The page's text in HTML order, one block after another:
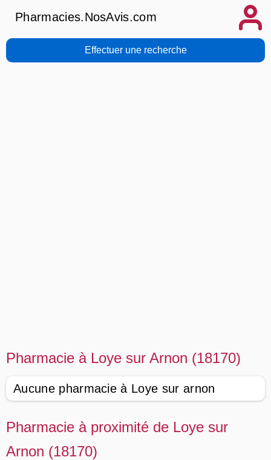
Pharmacies.NosAvis.com
Effectuer une recherche
Pharmacie à Loye sur Arnon (18170)
Aucune pharmacie à Loye sur arnon
Pharmacie à proximité de Loye sur
Arnon (18170)